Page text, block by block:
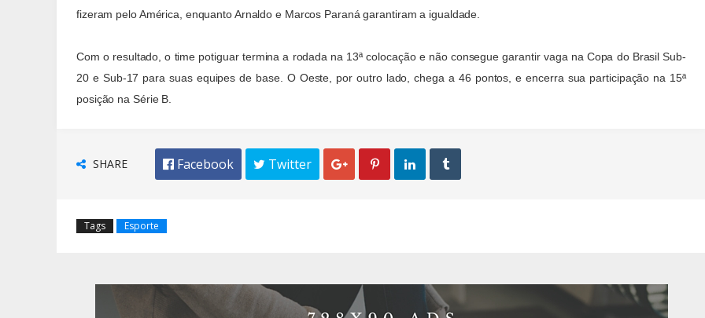
fizeram pelo América, enquanto Arnaldo e Marcos Paraná garantiram a igualdade.
Com o resultado, o time potiguar termina a rodada na 13ª colocação e não consegue garantir vaga na Copa do Brasil Sub-
20 e Sub-17 para suas equipes de base. O Oeste, por outro lado, chega a 46 pontos, e encerra sua participação na 15ª
posição na Série B.
SHARE  Facebook  Twitter    
Tags Esporte